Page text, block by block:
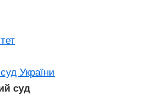
України
суд